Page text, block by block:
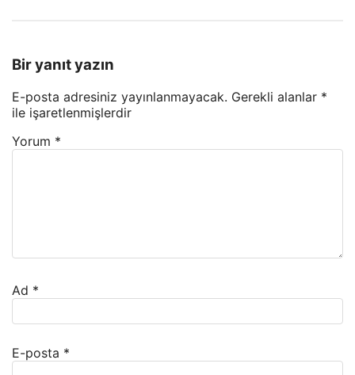
Bir yanıt yazın
E-posta adresiniz yayınlanmayacak. Gerekli alanlar *
ile işaretlenmişlerdir
Yorum *
Ad *
E-posta *